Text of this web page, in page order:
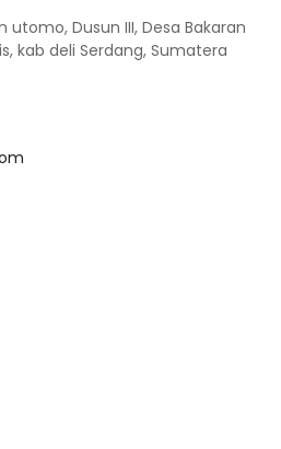
utomo, Dusun III, Desa Bakaran
kab deli Serdang, Sumatera